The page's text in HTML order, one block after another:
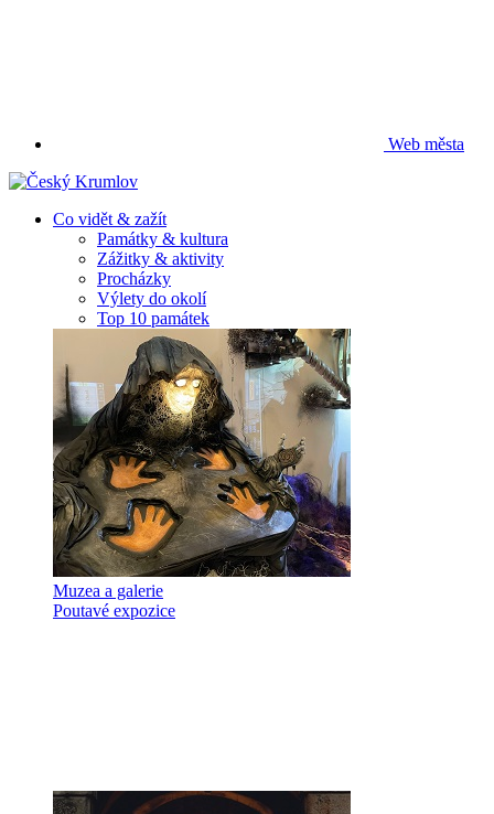
Web města
Co vidět & zažít
Památky & kultura
Zážitky & aktivity
Procházky
Výlety do okolí
Top 10 památek
Muzea a galerie
Poutavé expozice